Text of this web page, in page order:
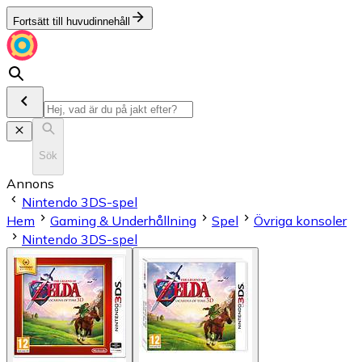
Fortsätt till huvudinnehåll
Sök
Annons
Nintendo 3DS-spel
Hem
Gaming & Underhållning Spel
Övriga konsoler
Nintendo 3DS-spel